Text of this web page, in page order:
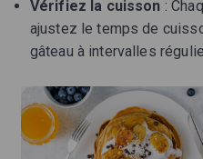
Vérifiez la cuisson :
ajustez le temps de
gâteau à intervalles